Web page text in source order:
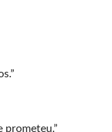
prometeu.”